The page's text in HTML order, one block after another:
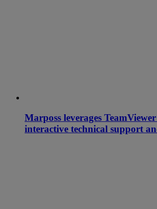
Marposs leverages
interactive technical support